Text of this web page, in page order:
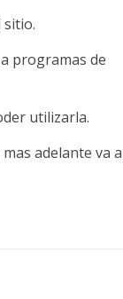
sitio.
programas de
utilizarla.
adelante va a